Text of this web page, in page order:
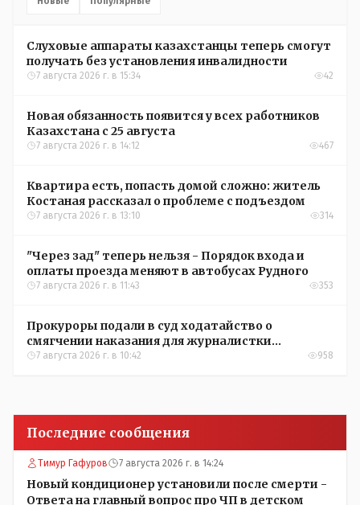
Слуховые аппараты казахстанцы теперь смогут
получать без установления инвалидности
7 августа 2026 г. в 15:34 42
Новая обязанность появится у всех работников
Казахстана с 25 августа
7 августа 2026 г. в 14:12 467
Квартира есть, попасть домой сложно: житель
Костаная рассказал о проблеме с подъездом
7 августа 2026 г. в 13:10 314
"Через зад" теперь нельзя - Порядок входа и
оплаты проезда меняют в автобусах Рудного
7 августа 2026 г. в 11:43 353
Прокуроры подали в суд ходатайство о
смягчении наказания для журналистки
Александры Алёховой
7 августа 2026 г. в 10:42 958
Последние сообщения
Тимур Гафуров 7 августа 2026 г. в 14:24
Новый кондиционер установили после смерти -
Ответа на главный вопрос про ЧП в детском